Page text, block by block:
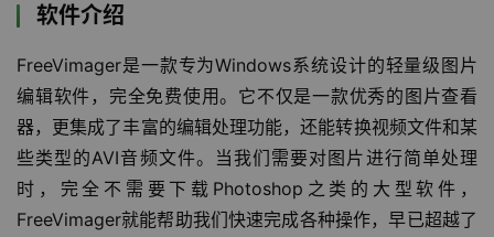
软件介绍
FreeVimager是一款专为Windows系统设计的轻量级图片
编辑软件，完全免费使用。它不仅是一款优秀的图片查看
器，更集成了丰富的编辑处理功能，还能转换视频文件和某
些类型的AVI音频文件。当我们需要对图片进行简单处理
时，完全不需要下载Photoshop之类的大型软件，
FreeVimager就能帮助我们快速完成各种操作，早已超越了